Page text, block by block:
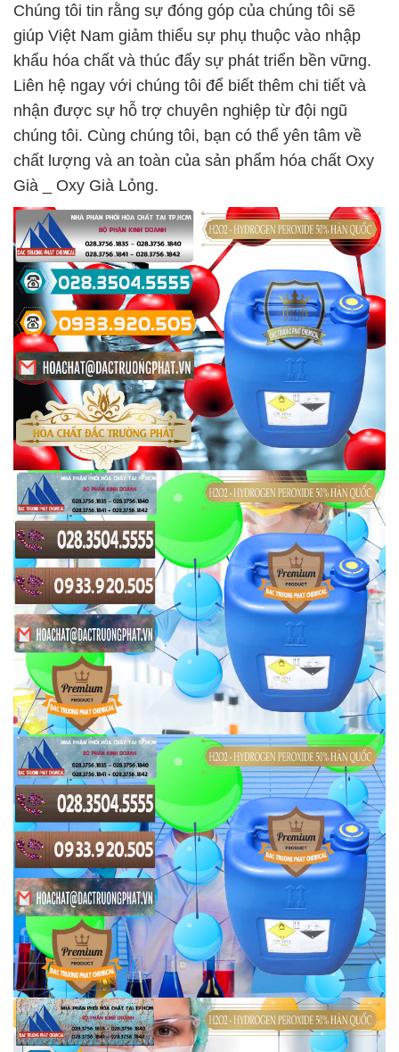
Chúng tôi tin rằng sự đóng góp của chúng tôi sẽ
giúp Việt Nam giảm thiểu sự phụ thuộc vào nhập
khẩu hóa chất và thúc đẩy sự phát triển bền vững.
Liên hệ ngay với chúng tôi để biết thêm chi tiết và
nhận được sự hỗ trợ chuyên nghiệp từ đội ngũ
chúng tôi. Cùng chúng tôi, bạn có thể yên tâm về
chất lượng và an toàn của sản phẩm hóa chất Oxy
Già _ Oxy Già Lỏng.